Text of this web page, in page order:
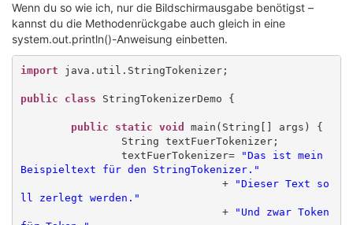
Wenn du so wie ich, nur die Bildschirmausgabe benötigst –
kannst du die Methodenrückgabe auch gleich in eine
system.out.println()-Anweisung einbetten.
import java.util.StringTokenizer;
public class StringTokenizerDemo {
public static void
main(String[] args) {
		textFuerTokenizer=
"Das ist mein
Beispieltext für den StringTokenizer."
				+
"Dieser Text so
ll zerlegt werden."
				+
"Und zwar Token